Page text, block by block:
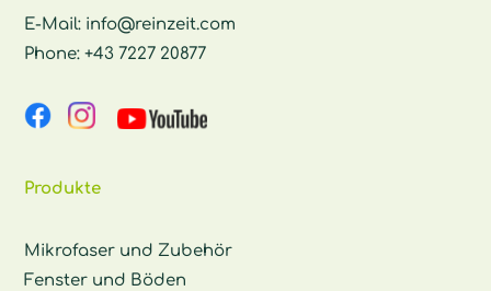
E-Mail: info@reinzeit.com
Phone:+43 7227 20877
Produkte
Mikrofaser und Zubehör
Fenster und Böden